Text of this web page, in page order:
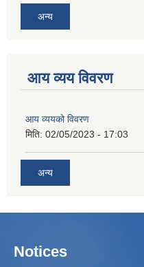
अन्य
आय व्यय विवरण
आय व्ययको विवरण
मिति: 02/05/2023 - 17:03
अन्य
Notices